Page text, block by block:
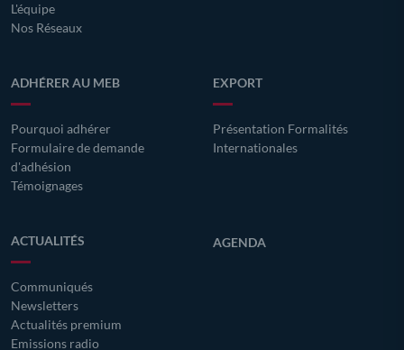
L'équipe
Nos Réseaux
ADHÉRER AU MEB
Pourquoi adhérer
Formulaire de demande
d'adhésion
Témoignages
EXPORT
Présentation Formalités
Internationales
ACTUALITÉS
Communiqués
Newsletters
Actualités premium
Emissions radio
AGENDA